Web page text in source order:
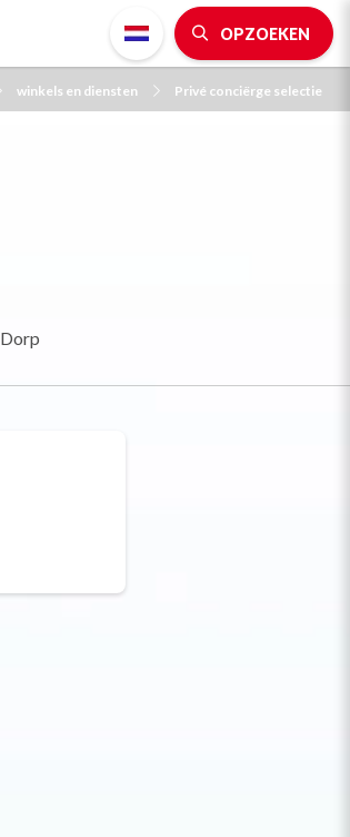
OPZOEKEN
winkels en diensten Privé conciërge selectie
Dorp